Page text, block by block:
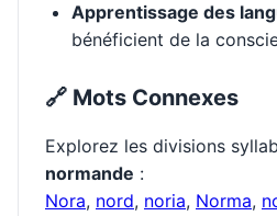
Apprentissage des
bénéficient de la
🔗 Mots Connexes
Explorez les divisions
normande :
Nora, nord, noria, Norma,